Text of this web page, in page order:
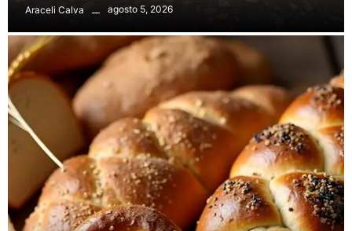
Araceli Calva agosto 5, 2026